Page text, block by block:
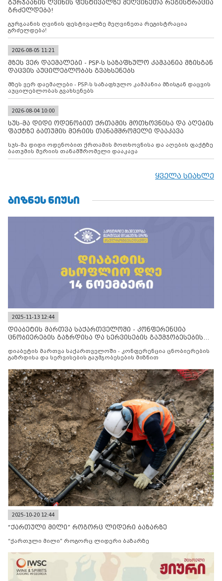
გურჯაანის ღვინის ფესტივალზე მეღვინეთა რეგისტრაცია
გრძელდება!
გურჯაანის ღვინის ფესტივალზე მეღვინეთა რეგისტრაცია
გრძელდება!
2026-08-05 11:21
მზეს ვერ დაემალები - PSP-ს საზაფხულო კამპანია მზისგან
დაცვის აუცილებლობას გვახსენებს
მზეს ვერ დაემალები - PSP-ს საზაფხულო კამპანია მზისგან დაცვის
აუცილებლობას გვახსენებს
2026-08-04 10:00
სუს-მა დიდი ოდენობით ქრთამის მოთხოვნისა და აღების
ფაქტზე ბათუმის მერიის თანამშრომელი დააკავა
სუს-მა დიდი ოდენობით ქრთამის მოთხოვნისა და აღების ფაქტზე
ბათუმის მერიის თანამშრომელი დააკავა
ყველა სიახლე
ᲑᲘᲖᲜᲔᲡ ᲜᲘᲣᲡᲘ
2025-11-13 12:44
დიაბეტის მართვა საქართველოში - კონფერენცია
ცნობიერების გაზრდისა და სერვისების გაუმჯობესების
დიაბეტის მართვა საქართველოში - კონფერენცია ცნობიერების
გაზრდისა და სერვისების გაუმჯობესების მიზნით
2025-10-20 12:44
“ქართული მილი” როგორც ლიდერი ბაზარზე
“ქართული მილი” როგორც ლიდერი ბაზარზე